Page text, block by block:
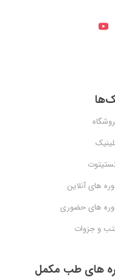
های آنلاین
های حضوری
و جزوات
های طب مکمل